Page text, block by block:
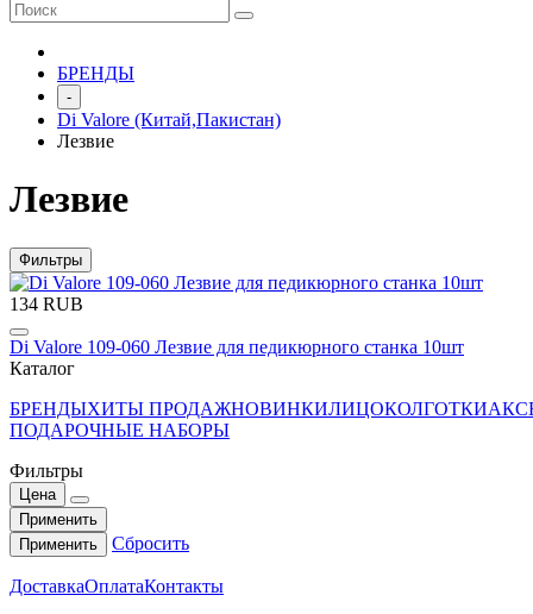
БРЕНДЫ
-
Di Valore (Китай,Пакистан)
Лезвие
Лезвие
Фильтры
134 RUB
Di Valore 109-060 Лезвие для педикюрного станка 10шт
Каталог
БРЕНДЫХИТЫ ПРОДАЖНОВИНКИЛИЦОКОЛГОТКИ
ПОДАРОЧНЫЕ НАБОРЫ
Фильтры
Цена
Применить
Применить
Сбросить
ДоставкаОплатаКонтакты